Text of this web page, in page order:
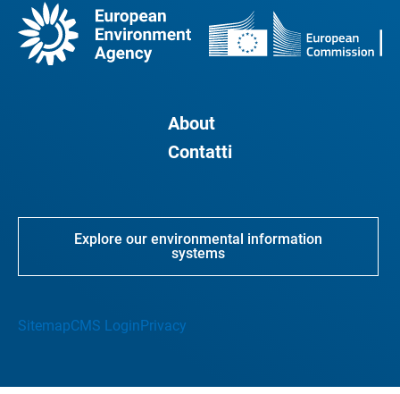
About
Contatti
Explore our environmental information
systems
SitemapCMS LoginPrivacy